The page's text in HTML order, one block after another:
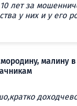
лет за
у них и у его
малину в